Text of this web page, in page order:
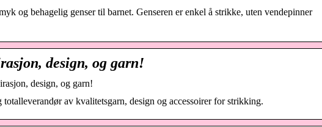
og behagelig genser til barnet. Genseren er enkel å strikke, uten vendepinner
design, og garn!
design, og garn!
av kvalitetsgarn, design og accessoirer for strikking.